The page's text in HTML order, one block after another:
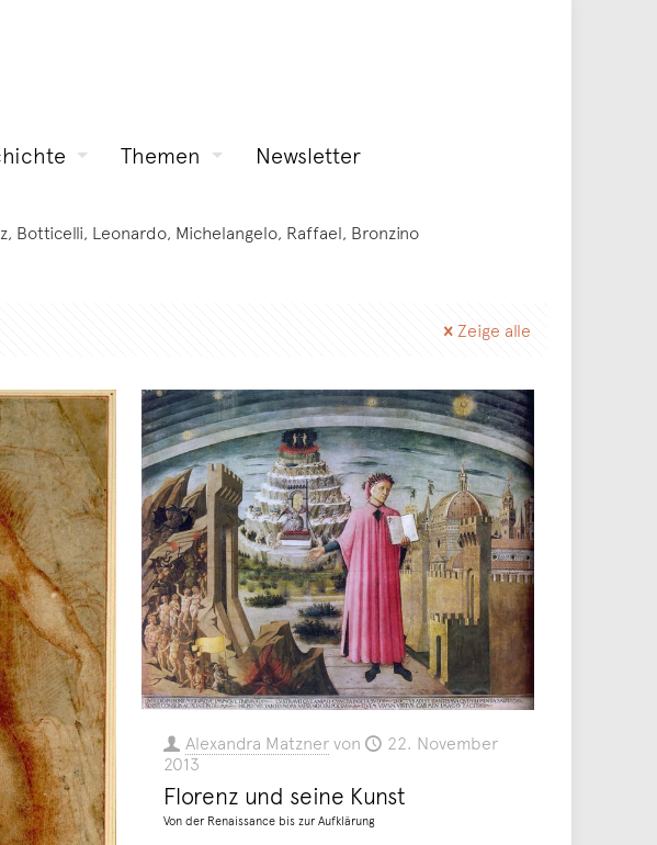
Themen Newsletter
Botticelli, Leonardo, Michelangelo, Raffael, Bronzino
Zeige alle
Alexandra Matznervon
22. November
2013
Florenz und seine Kunst
Von der Renaissance bis zur Aufklärung